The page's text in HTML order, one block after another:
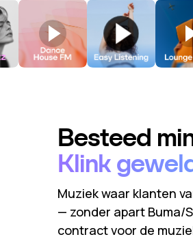
Besteed
Klink
Muziek waar klanten
— zonder apart Buma/
contract voor de